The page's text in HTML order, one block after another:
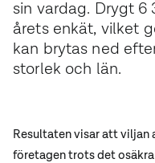
sin vardag. Drygt
årets enkät, vilket
kan brytas ned
storlek och län.
Resultaten visar att
företagen trots det